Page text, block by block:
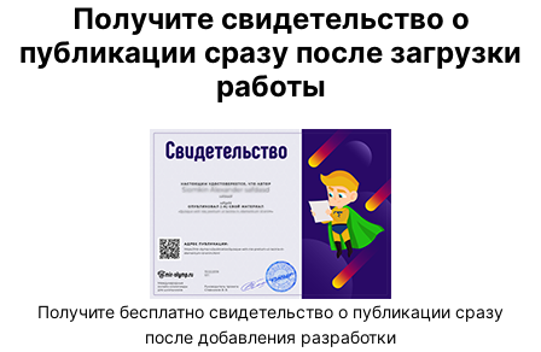
Получите свидетельство о
публикации сразу после загрузки
работы
Получите бесплатно свидетельство о публикации сразу
после добавления разработки